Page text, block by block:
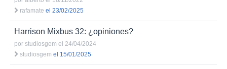
rafamate el 23/02/2025
Harrison Mixbus 32: ¿opiniones?
por studiosgem el 24/04/2024
studiosgem el 15/01/2025